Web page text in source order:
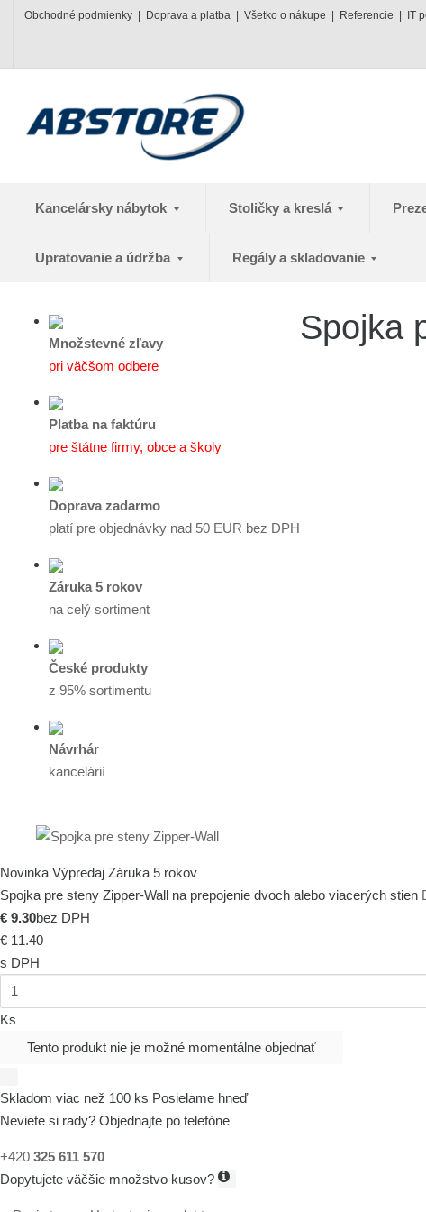
Obchodné podmienky Doprava a platba Všetko o nákupe Referencie IT
Kancelársky nábytok Stoličky a kreslá
Upratovanie a údržba Regály a skladovanie
Množstevné zľavy
pri väčšom odbere
Platba na faktúru
pre štátne firmy, obce a školy
Doprava zadarmo
platí pre objednávky nad 50 EUR bez DPH
Záruka 5 rokov
na celý sortiment
České produkty
z 95% sortimentu
Návrhár
kancelárií
Spojka
Novinka Výpredaj Záruka 5 rokov
Spojka pre steny Zipper-Wall na prepojenie dvoch alebo viacerých stien
€ 9.30bez DPH
€ 11.40
s DPH
Ks
Tento produkt nie je možné momentálne objednať
Skladom viac než 100 ks Posielame hneď
Neviete si rady? Objednajte po telefóne
+420 325 611 570
Dopytujete väčšie množstvo kusov?